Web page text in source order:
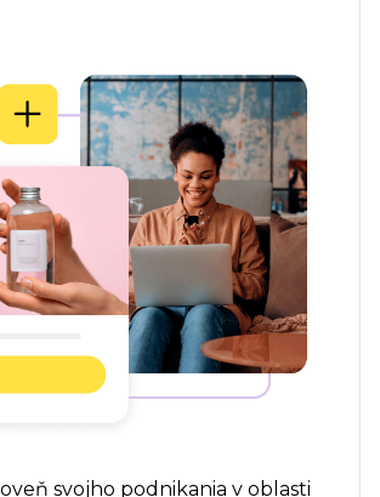
svojho podnikania v oblasti